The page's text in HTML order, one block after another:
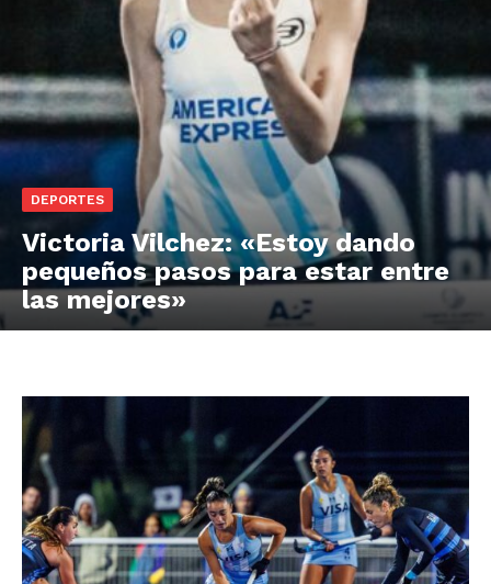
DEPORTES
Victoria Vilchez: «Estoy dando
pequeños pasos para estar entre
las mejores»